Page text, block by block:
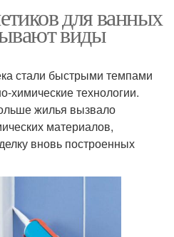
для ванных
виды
стали быстрыми темпами
химические технологии.
жилья вызвало
материалов,
вновь построенных